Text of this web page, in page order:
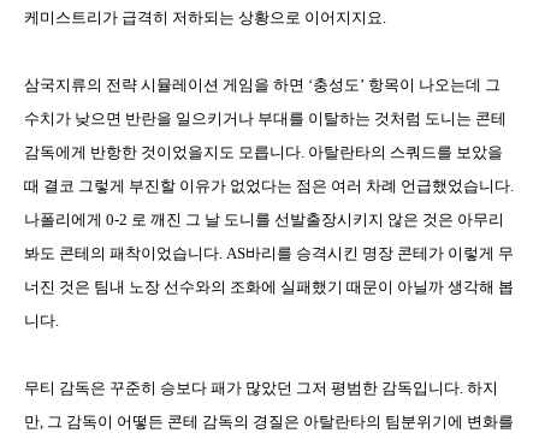
케미스트리가 급격히 저하되는 상황으로 이어지지요.
삼국지류의 전략 시뮬레이션 게임을 하면 ‘충성도’ 항목이 나오는데 그
수치가 낮으면 반란을 일으키거나 부대를 이탈하는 것처럼 도니는 콘테
감독에게 반항한 것이었을지도 모릅니다. 아탈란타의 스쿼드를 보았을
때 결코 그렇게 부진할 이유가 없었다는 점은 여러 차례 언급했었습니다.
나폴리에게 0-2 로 깨진 그 날 도니를 선발출장시키지 않은 것은 아무리
봐도 콘테의 패착이었습니다. AS바리를 승격시킨 명장 콘테가 이렇게 무
너진 것은 팀내 노장 선수와의 조화에 실패했기 때문이 아닐까 생각해 봅
니다.
무티 감독은 꾸준히 승보다 패가 많았던 그저 평범한 감독입니다. 하지
만, 그 감독이 어떻든 콘테 감독의 경질은 아탈란타의 팀분위기에 변화를